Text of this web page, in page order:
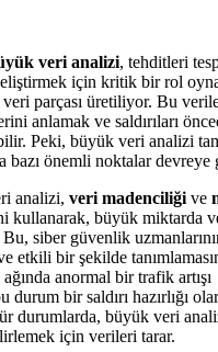
veri analizi, tehditleri
için kritik bir rol
parçası üretiliyor. Bu
anlamak ve saldırıları
Peki, büyük veri analizi
bazı önemli noktalar devreye
analizi, veri madenciliği ve
kullanarak, büyük miktarda
siber güvenlik
etkili bir şekilde
anormal bir trafik artışı
durum bir saldırı hazırlığı
durumlarda, büyük veri
için verileri tarar.